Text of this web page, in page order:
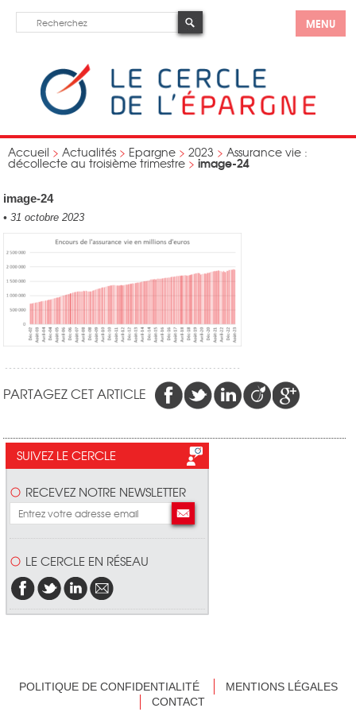
MENU
Accueil > Actualités > Epargne > 2023 > Assurance vie :
décollecte au troisième trimestre > image-24
image-24
• 31 octobre 2023
PARTAGEZ CET ARTICLE
SUIVEZ LE CERCLE
RECEVEZ NOTRE NEWSLETTER
LE CERCLE EN RÉSEAU
POLITIQUE DE CONFIDENTIALITÉ
MENTIONS LÉGALES
CONTACT